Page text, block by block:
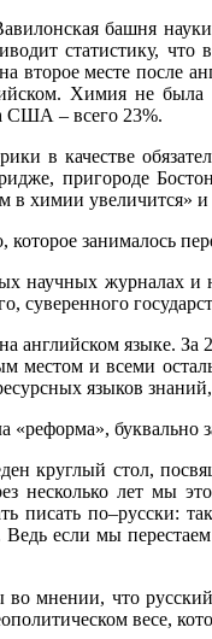
башня
статистику,
второе месте после
Химия не была
США – всего 23%.
в качестве
пригороде
в химии
которое занималось
журналах и
суверенного
английском языке.
и всеми
языков
круглый стол,
несколько лет мы
писать по–русски:
если мы
мнении, что
весе,